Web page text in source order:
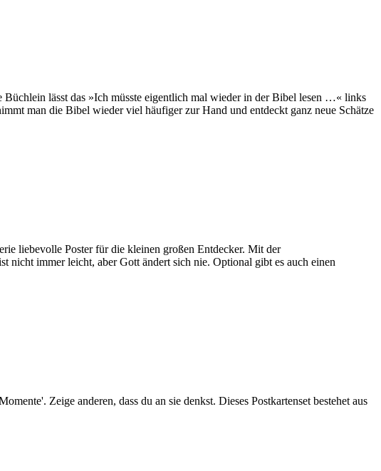
lässt das »Ich müsste eigentlich mal wieder in der Bibel lesen …« links
man die Bibel wieder viel häufiger zur Hand und entdeckt ganz neue Schätze
liebevolle Poster für die kleinen großen Entdecker. Mit der
immer leicht, aber Gott ändert sich nie. Optional gibt es auch einen
Zeige anderen, dass du an sie denkst. Dieses Postkartenset bestehet aus